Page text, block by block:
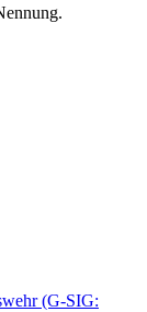
(G-SIG: